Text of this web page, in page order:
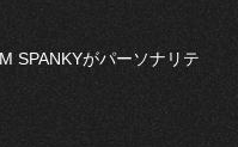
SPANKYがパーソナリテ